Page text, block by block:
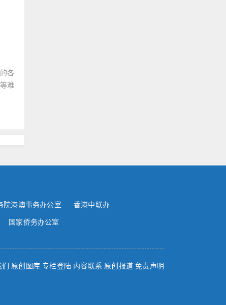
各
难
院港澳事务办公室 香港中联办
国家侨务办公室
原创图库 专栏登陆 内容联系 原创报道 免责声明